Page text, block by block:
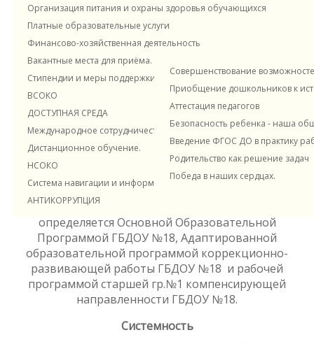
Организация питания и охраны здоровья обучающихся
Платные образовательные услуги
Финансово-хозяйственная деятельность
Вакантные места для приёма. Прием в ДОУ
Стипендии и меры поддержки обучающихся
ВСОКО
ДОСТУПНАЯ СРЕДА
Международное сотрудничество
Дистанционное обучение.
НСОКО
Система навигации и информирования в ДОУ
АНТИКОРРУПЦИЯ
Наставничество в ДОУ "Цокотуха" ЭОЖ
Совершенствование
Приобщение дошкольников к
Аттестация педагогов
Безопасность ребенка - наша
Введение ФГОС ДО в практику
Родительство как решение задач
Победа в наших сердцах.
Консультационный центр Контакты
План по самообразования на 2024 - 2025 у.г.
«Совершенствование эффективных форм работы
методического сопровождения педагогов по вопросам
применения современных подходов к организации
взаимодействия ДОУ с семьями воспитанников рамках
формирования эффективного партнёрства»
дата публикации - 12.10.2024г.
«Формирование у старших дошкольников волевых
качеств личности и эмоционального отношения к
городской среде как основа противодействия её
негативным факторам»
Концептуальность
Концептуальность выбора технологии
определяется Основной Образовательной
Программой ГБДОУ №18, Адаптированной
образовательной программой коррекционно-
развивающей работы ГБДОУ №18 и рабочей
программой старшей гр.№1 компенсирующей
направленности ГБДОУ №18.
Системность